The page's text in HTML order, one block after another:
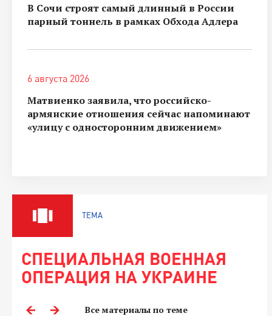
В Сочи строят самый длинный в России
парный тоннель в рамках Обхода Адлера
6 августа 2026
Матвиенко заявила, что российско-
армянские отношения сейчас напоминают
«улицу с односторонним движением»
ТЕМА
СПЕЦИАЛЬНАЯ ВОЕННАЯ
ОПЕРАЦИЯ НА УКРАИНЕ
Все материалы по теме